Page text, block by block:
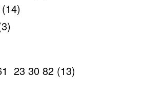
23 30 82 (13)